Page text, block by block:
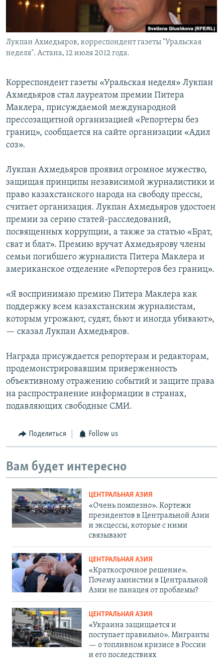
Лукпан Ахмедьяров, корреспондент газеты "Уральская
неделя". Астана, 12 июля 2012 года.
Корреспондент газеты «Уральская неделя» Лукпан
Ахмедьяров стал лауреатом премии Питера
Маклера, присуждаемой международной
прессозащитной организацией «Репортеры без
границ», сообщается на сайте организации «Адил
соз».
Лукпан Ахмедьяров проявил огромное мужество,
защищая принципы независимой журналистики и
право казахстанского народа на свободу прессы,
считает организация. Лукпан Ахмедьяров удостоен
премии за серию статей-расследований,
посвященных коррупции, а также за статью «Брат,
сват и блат». Премию вручат Ахмедьярову члены
семьи погибшего журналиста Питера Маклера и
американское отделение «Репортеров без границ».
«Я воспринимаю премию Питера Маклера как
поддержку всем казахстанским журналистам,
которым угрожают, судят, бьют и иногда убивают»,
— сказал Лукпан Ахмедьяров.
Награда присуждается репортерам и редакторам,
продемонстрировавшим приверженность
объективному отражению событий и защите права
на распространение информации в странах,
подавляющих свободные СМИ.
Поделиться Follow us
Вам будет интересно
ЦЕНТРАЛЬНАЯ АЗИЯ
«Очень помпезно». Кортежи
президентов в Центральной Азии
и эксцессы, которые с ними
связывают
ЦЕНТРАЛЬНАЯ АЗИЯ
«Краткосрочное решение».
Почему амнистии в Центральной
Азии не панацея от проблемы?
ЦЕНТРАЛЬНАЯ АЗИЯ
«Украина защищается и
поступает правильно». Мигранты
— о топливном кризисе в России
и его последствиях